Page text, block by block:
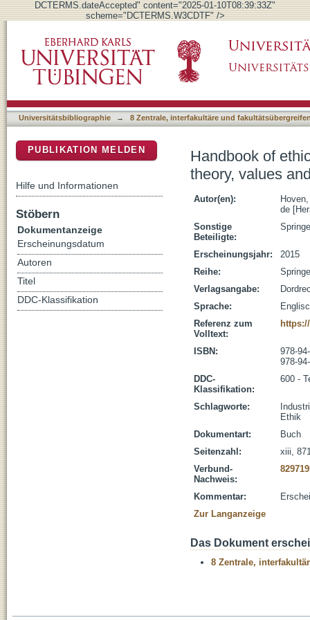
DCTERMS.dateAccepted" content="2025-01-10T08:39:33Z"
scheme="DCTERMS.W3CDTF" />
domains
Universitätsbibliographie → 8 Zentrale, interfakultäre und
Handbook of
theory, values
Autor(en):
de
Sonstige
Beteiligte:
Erscheinungsjahr:
2015
Reihe:
Verlagsangabe:
Sprache:
Referenz zum
Volltext:
ISBN:
978-
978-
DDC-
Klassifikation:
600 -
Schlagworte:
Ethik
Dokumentart:
Buch
Seitenzahl:
xiii,
Verbund-
Nachweis:
Kommentar:
Zur Langanzeige
Das Dokument
8 Zentrale,
PUBLIKATION MELDEN
Hilfe und Informationen
Stöbern
Dokumentanzeige
Erscheinungsdatum
Autoren
Titel
DDC-Klassifikation